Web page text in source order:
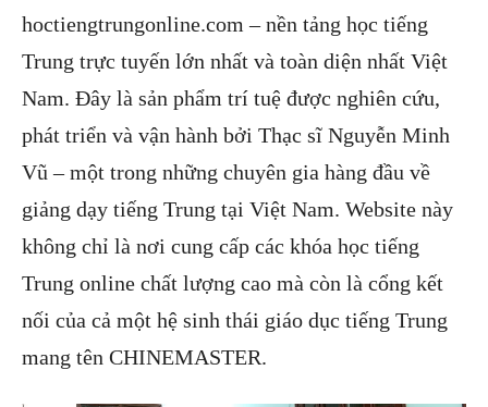
hoctiengtrungonline.com – nền tảng học tiếng
Trung trực tuyến lớn nhất và toàn diện nhất Việt
Nam. Đây là sản phẩm trí tuệ được nghiên cứu,
phát triển và vận hành bởi Thạc sĩ Nguyễn Minh
Vũ – một trong những chuyên gia hàng đầu về
giảng dạy tiếng Trung tại Việt Nam. Website này
không chỉ là nơi cung cấp các khóa học tiếng
Trung online chất lượng cao mà còn là cổng kết
nối của cả một hệ sinh thái giáo dục tiếng Trung
mang tên CHINEMASTER.